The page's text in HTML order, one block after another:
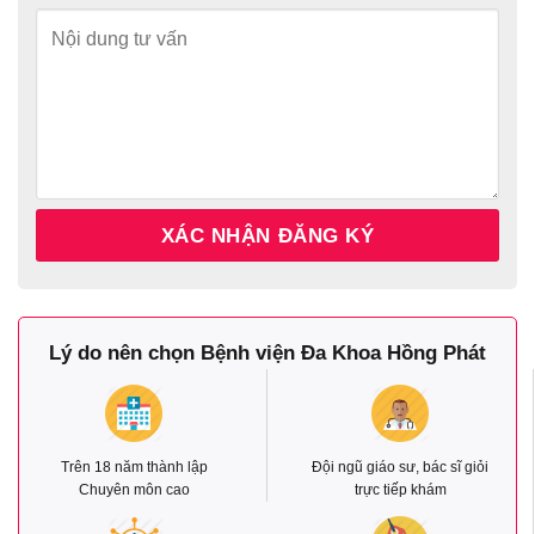
Lý do nên chọn Bệnh viện Đa Khoa Hồng Phát
Trên 18 năm thành lập
Chuyên môn cao
Đội ngũ giáo sư, bác sĩ giỏi
trực tiếp khám